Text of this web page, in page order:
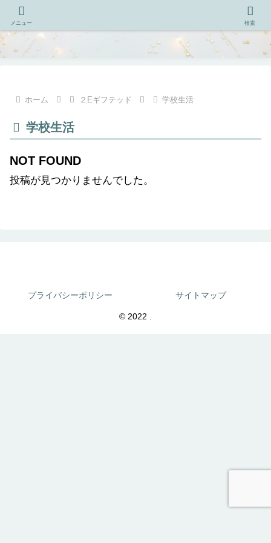
ホーム ２Eギフテッド 学校生活
学校生活
NOT FOUND
投稿が見つかりませんでした。
プライバシーポリシー サイトマップ
© 2022 .
メニュー 検索